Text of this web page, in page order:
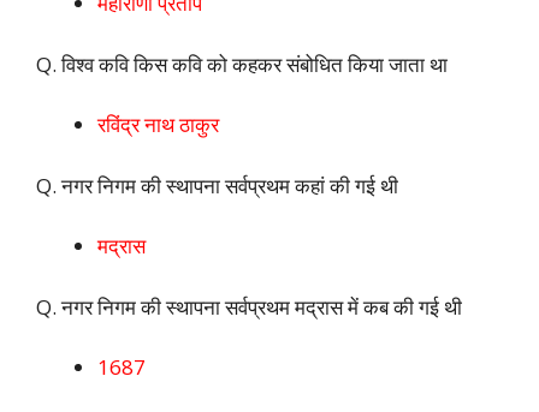
Q. विश्व कवि किस कवि को कहकर संबोधित किया जाता था
रविंद्र नाथ ठाकुर
Q. नगर निगम की स्थापना सर्वप्रथम कहां की गई थी
मद्रास
Q. नगर निगम की स्थापना सर्वप्रथम मद्रास में कब की गई थी
1687